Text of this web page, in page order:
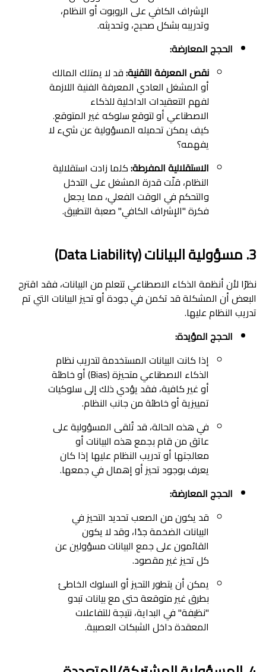
الإشراف الكافي على الروبوت أو النظام،
وتدريبه بشكل صحيح، وتحديثه.
الحجج المعارضة:
نقص المعرفة التقنية:قد لا يمتلك المالك
أو المشغل العادي المعرفة الفنية اللازمة
لفهم التعقيدات الداخلية للذكاء
الاصطناعي أو لتوقع سلوكه غير المتوقع.
كيف يمكن تحميله المسؤولية عن شيء لا
يفهمه؟
الاستقلالية المفرطة:كلما زادت استقلالية
النظام، قلّت قدرة المشغل على التدخل
والتحكم في الوقت الفعلي، مما يجعل
فكرة "الإشراف الكافي" صعبة التطبيق.
3. مسؤولية البيانات (Data Liability)
نظرًا لأن أنظمة الذكاء الاصطناعي تتعلم من البيانات، فقد اقترح
البعض أن المشكلة قد تكمن في جودة أو تحيز البيانات التي تم
تدريب النظام عليها.
الحجج المؤيدة:
إذا كانت البيانات المستخدمة لتدريب نظام
الذكاء الاصطناعي متحيزة (Bias) أو خاطئة
أو غير كافية، فقد يؤدي ذلك إلى سلوكيات
تمييزية أو خاطئة من جانب النظام.
في هذه الحالة، قد تُلقى المسؤولية على
عاتق من قام بجمع هذه البيانات أو
معالجتها أو تدريب النظام عليها إذا كان
يعرف بوجود تحيز أو إهمال في جمعها.
الحجج المعارضة:
قد يكون من الصعب تحديد التحيز في
البيانات الضخمة جدًا، وقد لا يكون
القائمون على جمع البيانات مسؤولين عن
كل تحيز غير مقصود.
يمكن أن يتطور التحيز أو السلوك الخاطئ
بطرق غير متوقعة حتى مع بيانات تبدو
"نظيفة" في البداية، نتيجة للتفاعلات
المعقدة داخل الشبكات العصبية.